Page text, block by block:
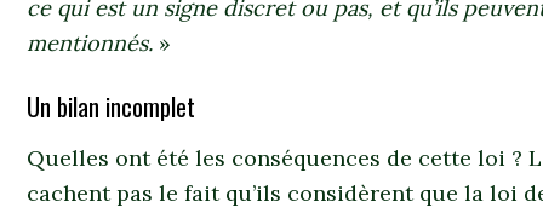
ce qui est un signe discret ou pas, et qu’ils
mentionnés. »
Un bilan incomplet
Quelles ont été les conséquences de cette loi ?
cachent pas le fait qu’ils considèrent que la loi